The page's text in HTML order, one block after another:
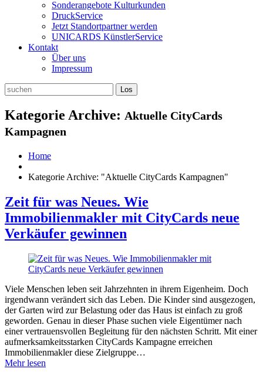
Sonderangebote Kulturkunden
DruckService
Jetzt Standortpartner werden
UNICARDS KünstlerService
Kontakt
Über uns
Impressum
Kategorie Archive: Aktuelle CityCards
Kampagnen
Home
Kategorie Archive: "Aktuelle CityCards Kampagnen"
Zeit für was Neues. Wie
Immobilienmakler mit CityCards neue
Verkäufer gewinnen
Viele Menschen leben seit Jahrzehnten in ihrem Eigenheim. Doch
irgendwann verändert sich das Leben. Die Kinder sind ausgezogen,
der Garten wird zur Belastung oder das Haus ist einfach zu groß
geworden. Genau in dieser Phase suchen viele Eigentümer nach
einer vertrauensvollen Begleitung für den nächsten Schritt. Mit einer
aufmerksamkeitsstarken CityCards Kampagne erreichen
Immobilienmakler diese Zielgruppe…
Mehr lesen